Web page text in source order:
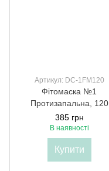
Артикул: DC-1FM120
Фітомаска №1
Протизапальна, 120
385 грн
В наявності
Купити